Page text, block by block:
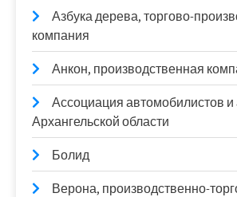
Азбука дерева, торгово-
компания
Анкон, производственная
Ассоциация автомобилистов
Архангельской области
Болид
Верона, производственно-